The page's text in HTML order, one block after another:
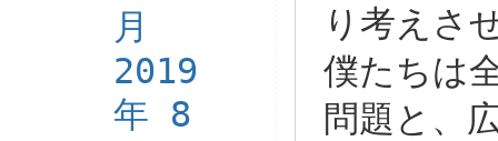
月
2019
年 8
り考えさ
僕たちは
問題と、